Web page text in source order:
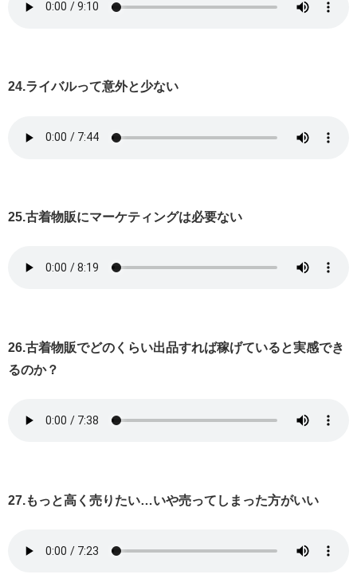
24.ライバルって意外と少ない
25.古着物販にマーケティングは必要ない
26.古着物販でどのくらい出品すれば稼げていると実感でき
るのか？
27.もっと高く売りたい…いや売ってしまった方がいい